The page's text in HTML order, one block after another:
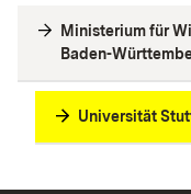
Ministerium für
Baden-
Universität